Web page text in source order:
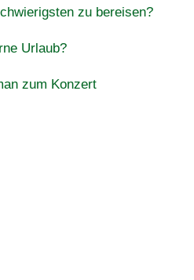
zu bereisen?
Urlaub?
zum Konzert